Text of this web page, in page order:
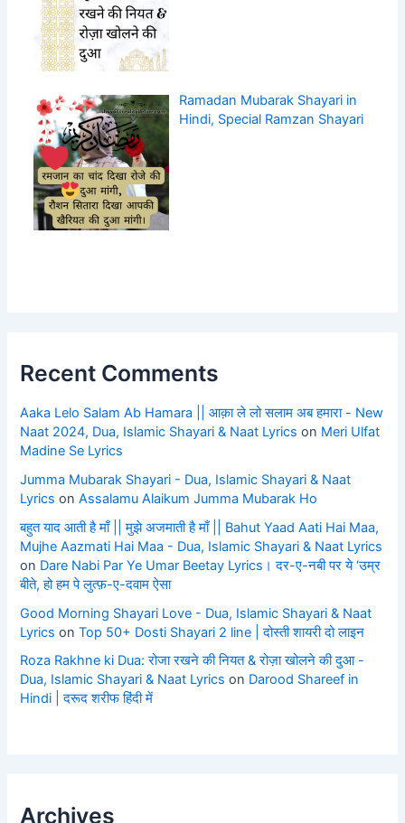
Ramadan Mubarak Shayari in
Hindi, Special Ramzan Shayari
Recent Comments
Aaka Lelo Salam Ab Hamara || आक़ा ले लो सलाम अब हमारा - New
Naat 2024, Dua, Islamic Shayari & Naat Lyrics on Meri Ulfat
Madine Se Lyrics
Jumma Mubarak Shayari - Dua, Islamic Shayari & Naat
Lyrics onAssalamu Alaikum Jumma Mubarak Ho
बहुत याद आती है माँ || मुझे अजमाती है माँ || Bahut Yaad Aati Hai Maa,
Mujhe Aazmati Hai Maa - Dua, Islamic Shayari & Naat Lyrics
on Dare Nabi Par Ye Umar Beetay Lyrics। दर-ए-नबी पर ये ‘उम्र
बीते, हो हम पे लुत्फ़-ए-दवाम ऐसा
Good Morning Shayari Love - Dua, Islamic Shayari & Naat
Lyrics onTop 50+ Dosti Shayari 2 line | दोस्ती शायरी दो लाइन
Roza Rakhne ki Dua: रोजा रखने की नियत & रोज़ा खोलने की दुआ -
Dua, Islamic Shayari & Naat Lyrics on Darood Shareef in
Hindi | दरूद शरीफ हिंदी में
Archives